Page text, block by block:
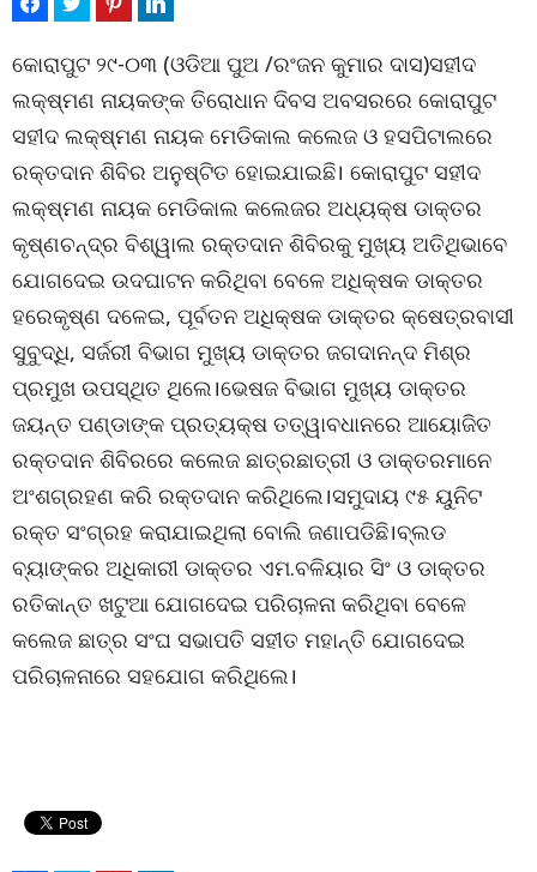
କୋରାପୁଟ ୨୯-୦୩ (ଓଡିଆ ପୁଅ /ରଂଜନ କୁମାର ଦାସ)ସହୀଦ
ଲକ୍ଷ୍ମଣ ନାୟକଙ୍କ ତିରୋଧାନ ଦିବସ ଅବସରରେ କୋରାପୁଟ
ସହୀଦ ଲକ୍ଷ୍ମଣ ନାୟକ ମେଡିକାଲ କଲେଜ ଓ ହସପିଟାଲରେ
ରକ୍ତଦାନ ଶିବିର ଅନୁଷ୍ଟିତ ହୋଇଯାଇଛି। କୋରାପୁଟ ସହୀଦ
ଲକ୍ଷ୍ମଣ ନାୟକ ମେଡିକାଲ କଲେଜର ଅଧ୍ୟକ୍ଷ ଡାକ୍ତର
କୃଷ୍ଣଚନ୍ଦ୍ର ବିଶ୍ୱାଲ ରକ୍ତଦାନ ଶିବିରକୁ ମୁଖ୍ୟ ଅତିଥିଭାବେ
ଯୋଗଦେଇ ଉଦଘାଟନ କରିଥିବା ବେଳେ ଅଧିକ୍ଷକ ଡାକ୍ତର
ହରେକୃଷ୍ଣ ଦଳେଇ, ପୂର୍ବତନ ଅଧିକ୍ଷକ ଡାକ୍ତର କ୍ଷେତ୍ରବାସୀ
ସୁବୁଦ୍ଧି, ସର୍ଜରୀ ବିଭାଗ ମୁଖ୍ୟ ଡାକ୍ତର ଜଗଦାନନ୍ଦ ମିଶ୍ର
ପ୍ରମୁଖ ଉପସ୍ଥିତ ଥିଲେ।ଭେଷଜ ବିଭାଗ ମୁଖ୍ୟ ଡାକ୍ତର
ଜୟନ୍ତ ପଣ୍ଡାଙ୍କ ପ୍ରତ୍ୟକ୍ଷ ତତ୍ୱାବଧାନରେ ଆୟୋଜିତ
ରକ୍ତଦାନ ଶିବିରରେ କଲେଜ ଛାତ୍ରଛାତ୍ରୀ ଓ ଡାକ୍ତରମାନେ
ଅଂଶଗ୍ରହଣ କରି ରକ୍ତଦାନ କରିଥିଲେ।ସମୁଦାୟ ୯୫ ୟୁନିଟ
ରକ୍ତ ସଂଗ୍ରହ କରାଯାଇଥିଲା ବୋଲି ଜଣାପଡିଛି।ବ୍ଲଡ
ବ୍ୟାଙ୍କର ଅଧିକାରୀ ଡାକ୍ତର ଏମ.ବଳିୟାର ସିଂ ଓ ଡାକ୍ତର
ରତିକାନ୍ତ ଖଟୁଆ ଯୋଗଦେଇ ପରିଚାଳନା କରିଥିବା ବେଳେ
କଲେଜ ଛାତ୍ର ସଂଘ ସଭାପତି ସହୀତ ମହାନ୍ତି ଯୋଗଦେଇ
ପରିଚାଳନାରେ ସହଯୋଗ କରିଥିଲେ।